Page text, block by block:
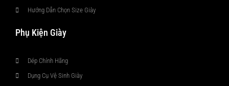
Hướng Dẫn Chọn Size Giày
Phụ Kiện Giày
Dép Chính Hãng
Dụng Cụ Vệ Sinh Giày